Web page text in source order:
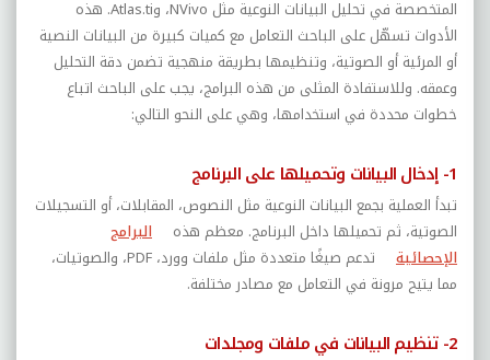
المتخصصة في تحليل البيانات النوعية مثل NVivo، وAtlas.ti. هذه
الأدوات تسهّل على الباحث التعامل مع كميات كبيرة من البيانات النصية
أو المرئية أو الصوتية، وتنظيمها بطريقة منهجية تضمن دقة التحليل
وعمقه. وللاستفادة المثلى من هذه البرامج، يجب على الباحث اتباع
خطوات محددة في استخدامها، وهي على النحو التالي:
1- إدخال البيانات وتحميلها على البرنامج
تبدأ العملية بجمع البيانات النوعية مثل النصوص، المقابلات، أو التسجيلات
الصوتية، ثم تحميلها داخل البرنامج. معظم هذه
البرامج
الإحصائية
تدعم صيغًا متعددة مثل ملفات وورد، PDF، والصوتيات،
مما يتيح مرونة في التعامل مع مصادر مختلفة.
2- تنظيم البيانات في ملفات ومجلدات